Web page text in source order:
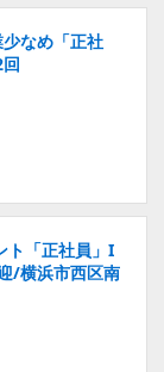
なめ「正社
ト「正社員」I
/横浜市西区南